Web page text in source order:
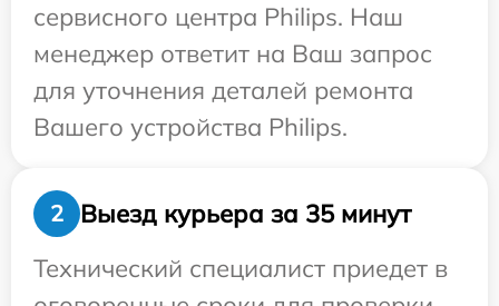
сервисного центра Philips. Наш
менеджер ответит на Ваш запрос
для уточнения деталей ремонта
Вашего устройства Philips.
2
Выезд курьера за 35 минут
Технический специалист приедет в